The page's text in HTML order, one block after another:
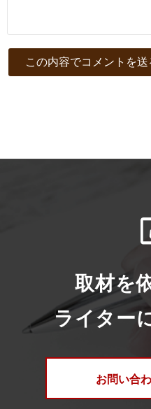
取材を
ライター
お問い合